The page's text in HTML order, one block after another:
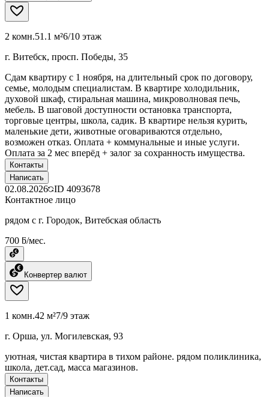
2 комн.51.1 м²6/10 этаж
г. Витебск, просп. Победы, 35
Сдам квартиру с 1 ноября, на длительный срок по договору,
семье, молодым специалистам. В квартире холодильник,
духовой шкаф, стиральная машина, микроволновая печь,
мебель. В шаговой доступности остановка транспорта,
торговые центры, школа, садик. В квартире нельзя курить,
маленькие дети, животные оговариваются отдельно,
возможен отказ. Оплата + коммунальные и иные услуги.
Оплата за 2 мес вперёд + залог за сохранность имущества.
Контакты
Написать
02.08.2026 ID 4093678
Контактное лицо
рядом с г. Городок, Витебская область
700 ƃ/мес.
Конвертер валют
1 комн.42 м²7/9 этаж
г. Орша, ул. Могилевская, 93
уютная, чистая квартира в тихом районе. рядом поликлиника,
школа, дет.сад, масса магазинов.
Контакты
Написать